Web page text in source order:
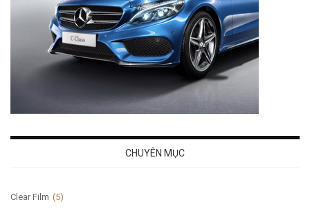
CHUYÊN MỤC
Clear Film (5)